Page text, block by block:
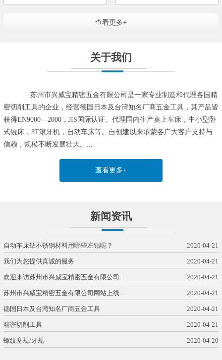
查看更多+
关于我们
苏州市兴威宝精密五金有限公司是一家专业制造和代理各国精
密切削工具的企业，经营德国日本及台湾知名厂商五金工具，其产品皆
获得EN9000—2000，JIS国际认证。代理国内生产桌上车床，中小型卧
式铣床，3T滚牙机，自动车床等。自创建以来承蒙各广大客户支持与
信赖，规模不断发展壮大。...
查看更多+
新闻资讯
自动车床钻不锈钢材料用哪些左钻呢？ 2020-04-21
我们为您提供真诚的服务 2020-04-21
欢迎来访苏州市兴威宝精密五金有限公司… 2020-04-21
苏州市兴威宝精密五金有限公司网站上线… 2020-04-21
德国日本及台湾知名厂商五金工具 2020-04-21
精密切削工具 2020-04-21
螺纹塞规/牙规 2020-04-20